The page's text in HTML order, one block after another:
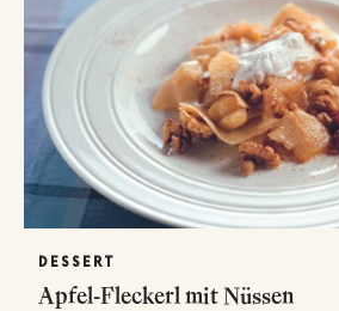
DESSERT
Apfel-Fleckerl mit Nüssen